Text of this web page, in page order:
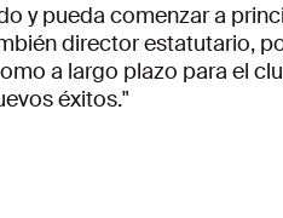
y pueda comenzar a
director estatutario,
a largo plazo para el
éxitos."